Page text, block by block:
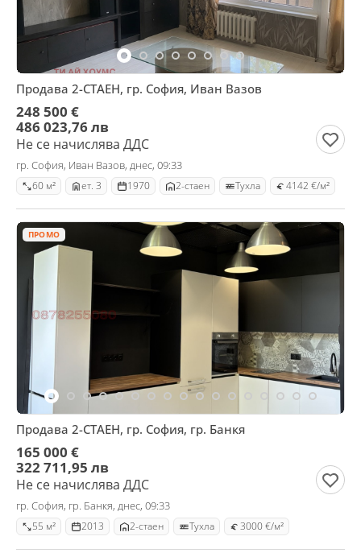
Продава 2-СТАЕН, гр. София, Иван Вазов
248 500 €
486 023,76 лв
Не се начислява ДДС
гр. София, Иван Вазов, днес, 09:33
60 м² ет. 3 1970 2-стаен Тухла 4142 €/м²
ПРОМО
Продава 2-СТАЕН, гр. София, гр. Банкя
165 000 €
322 711,95 лв
Не се начислява ДДС
гр. София, гр. Банкя, днес, 09:33
55 м² 2013 2-стаен Тухла 3000 €/м²